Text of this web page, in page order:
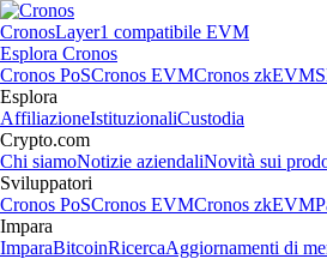
CronosLayer1 compatibile EVM
Esplora Cronos
Cronos PoSCronos EVMCronos zkEVM
Esplora
AffiliazioneIstituzionaliCustodia
Crypto.com
Chi siamoNotizie aziendaliNovità sui
Sviluppatori
Cronos PoSCronos EVMCronos zkEVM
Impara
ImparaBitcoinRicercaAggiornamenti di